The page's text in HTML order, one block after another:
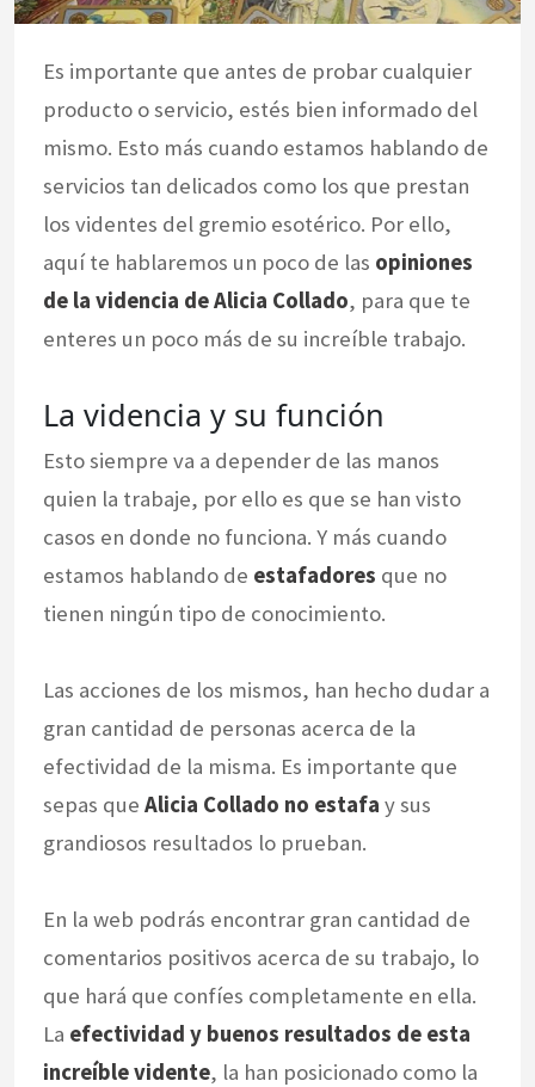
Es importante que antes de probar cualquier
producto o servicio, estés bien informado del
mismo. Esto más cuando estamos hablando de
servicios tan delicados como los que prestan
los videntes del gremio esotérico. Por ello,
aquí te hablaremos un poco de las opiniones
de la videncia de Alicia Collado, para que te
enteres un poco más de su increíble trabajo.
La videncia y su función
Esto siempre va a depender de las manos
quien la trabaje, por ello es que se han visto
casos en donde no funciona. Y más cuando
estamos hablando de estafadores que no
tienen ningún tipo de conocimiento.
Las acciones de los mismos, han hecho dudar a
gran cantidad de personas acerca de la
efectividad de la misma. Es importante que
sepas que Alicia Collado no estafa y sus
grandiosos resultados lo prueban.
En la web podrás encontrar gran cantidad de
comentarios positivos acerca de su trabajo, lo
que hará que confíes completamente en ella.
La efectividad y buenos resultados de esta
increíble vidente, la han posicionado como la